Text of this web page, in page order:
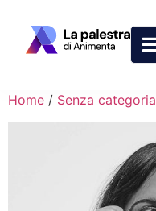
Home / Senza categoria